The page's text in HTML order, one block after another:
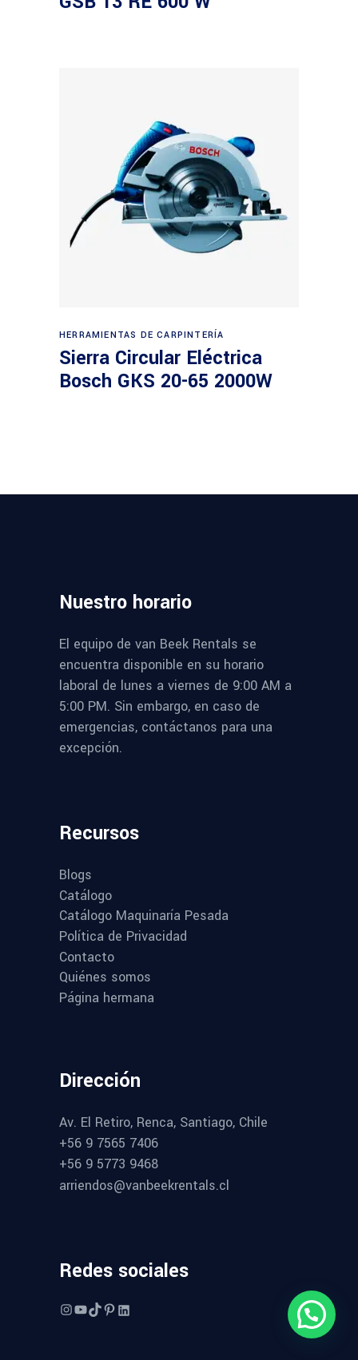
Leer más
HERRAMIENTAS DE CARPINTERÍA
Sierra Circular Eléctrica
Bosch GKS 20-65 2000W
Nuestro horario
El equipo de van Beek Rentals se
encuentra disponible en su horario
laboral de lunes a viernes de 9:00 AM a
5:00 PM. Sin embargo, en caso de
emergencias, contáctanos para una
excepción.
Recursos
Blogs
Catálogo
Catálogo Maquinaría Pesada
Política de Privacidad
Contacto
Quiénes somos
Página hermana
Dirección
Av. El Retiro, Renca, Santiago, Chile
+56 9 7565 7406
+56 9 5773 9468
arriendos@vanbeekrentals.cl
Redes sociales
Instagram
YouTube
TikTok
Pinterest
LinkedIn